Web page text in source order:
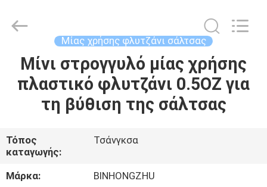
ΣΠΊΤΙ
ΠΡΟΪΌΝΤΑ
ΠΕΡΊΠΟΥ
ΕΜΕΊΣ
and
Export
Reserved.
Μίας χρήσης φλυτζάνι σάλτσας
Μίνι στρογγυλό μίας χρήσης
πλαστικό φλυτζάνι 0.5OZ για
τη βύθιση της σάλτσας
Τόπος
καταγωγής:
Τσάνγκσα
Μάρκα:
BINHONGZHU